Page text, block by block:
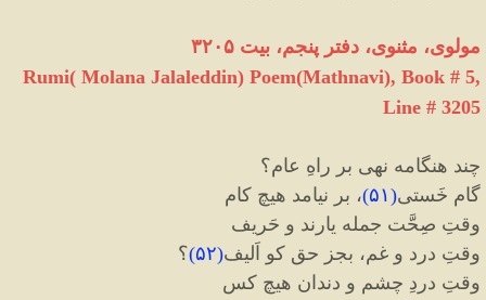
مولوی، مثنوی، دفتر پنجم، بیت ۳۲۰۵
Rumi( Molana Jalaleddin) Poem(Mathnavi), Book # 5,
Line # 3205
چند هنگامه نهی بر راهِ عام؟
گام خَستی(۵۱)، بر نیامد هیچ کام
وقتِ صِحَّت جمله یارند و حَریف
وقتِ درد و غم، بجز حق کو اَلیف(۵۲)؟
وقتِ دردِ چشم و دندان هیچ کس